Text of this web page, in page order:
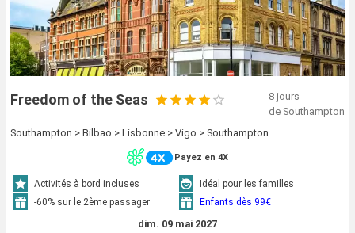
Freedom of the Seas
8 jours
de Southampton
Southampton > Bilbao > Lisbonne > Vigo > Southampton
Payez en 4X
Activités à bord incluses
Idéal pour les familles
-60% sur le 2ème passager
Enfants dès 99€
dim. 09 mai 2027